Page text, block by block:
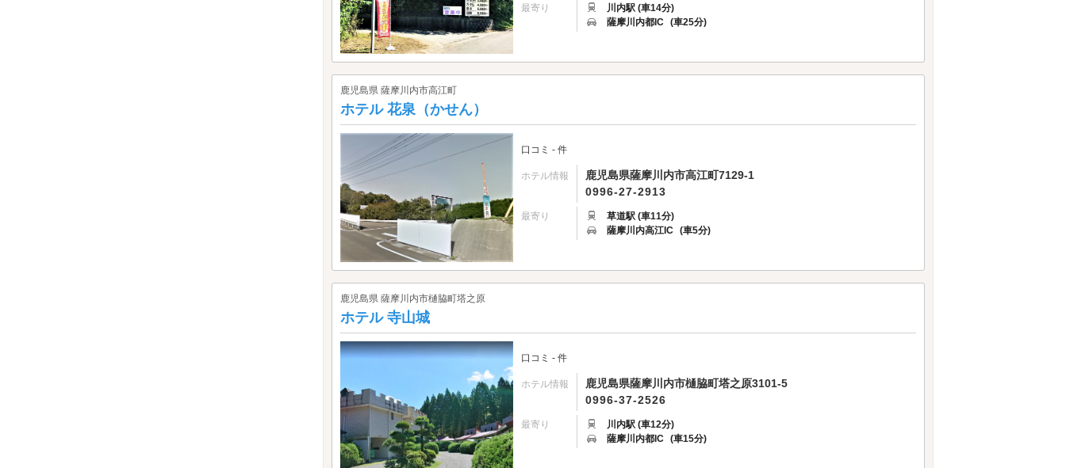
最寄り
川内駅 (車14分)
薩摩川内都IC (車25分)
鹿児島県 薩摩川内市高江町
ホテル 花泉（かせん）
口コミ - 件
ホテル情報
鹿児島県薩摩川内市高江町7129-1
0996-27-2913
最寄り
草道駅 (車11分)
薩摩川内高江IC (車5分)
鹿児島県 薩摩川内市樋脇町塔之原
ホテル 寺山城
口コミ - 件
ホテル情報
鹿児島県薩摩川内市樋脇町塔之原3101-5
0996-37-2526
最寄り
川内駅 (車12分)
薩摩川内都IC (車15分)